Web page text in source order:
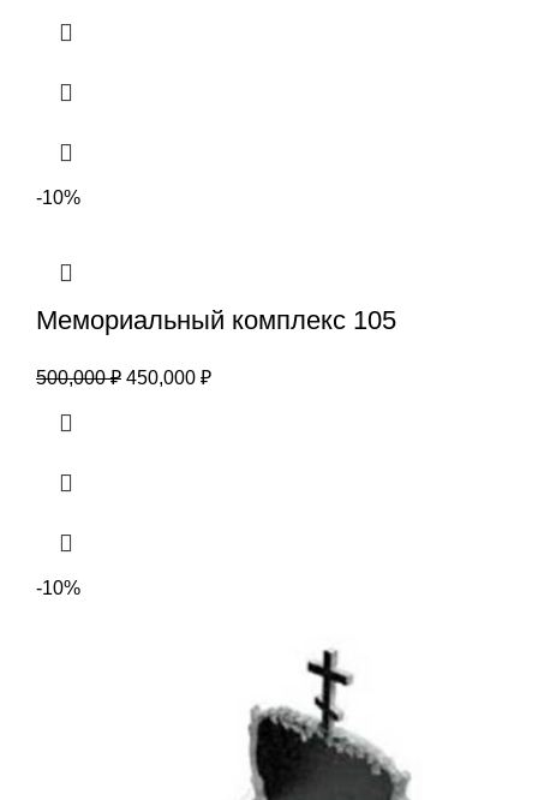
-10%
Мемориальный комплекс 105
500,000₽ 450,000 ₽
-10%